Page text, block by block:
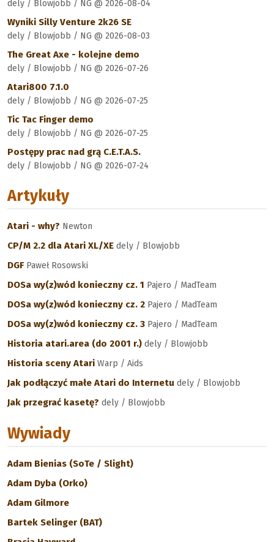
dely / Blowjobb / NG @ 2026-08-04
Wyniki Silly Venture 2k26 SE
dely / Blowjobb / NG @ 2026-08-03
The Great Axe - kolejne demo
dely / Blowjobb / NG @ 2026-07-26
Atari800 7.1.0
dely / Blowjobb / NG @ 2026-07-25
Tic Tac Finger demo
dely / Blowjobb / NG @ 2026-07-25
Postępy prac nad grą C.E.T.A.S.
dely / Blowjobb / NG @ 2026-07-24
Artykuły
Atari - why? Newton
CP/M 2.2 dla Atari XL/XE dely / Blowjobb
DGF Paweł Rosowski
DOSa wy(z)wód konieczny cz. 1 Pajero / MadTeam
DOSa wy(z)wód konieczny cz. 2 Pajero / MadTeam
DOSa wy(z)wód konieczny cz. 3 Pajero / MadTeam
Historia atari.area (do 2001 r.) dely / Blowjobb
Historia sceny Atari Warp / Aids
Jak podłączyć małe Atari do Internetu dely / Blowjobb
Jak przegrać kasetę? dely / Blowjobb
Wywiady
Adam Bienias (SoTe / Slight)
Adam Dyba (Orko)
Adam Gilmore
Bartek Selinger (BAT)